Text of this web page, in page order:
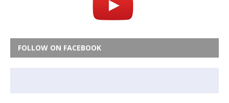
FOLLOW ON FACEBOOK